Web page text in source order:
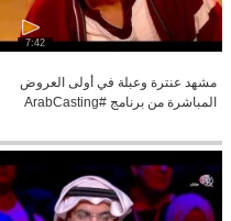
7:42
مشهد عنترة وعبلة في أولى العروض
المباشرة من برنامج #ArabCasting